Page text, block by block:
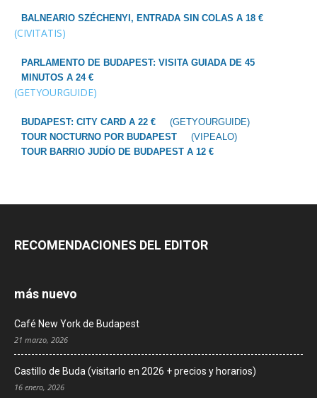
BALNEARIO SZÉCHENYI, ENTRADA SIN COLAS A 18 €
(CIVITATIS)
PARLAMENTO DE BUDAPEST: VISITA GUIADA DE 45
MINUTOS A 24 €
(GETYOURGUIDE)
BUDAPEST: CITY CARD A 22 €
(GETYOURGUIDE)
TOUR NOCTURNO POR BUDAPEST
(VIPEALO)
TOUR BARRIO JUDÍO DE BUDAPEST A 12 €
RECOMENDACIONES DEL EDITOR
más nuevo
Café New York de Budapest
21 marzo, 2026
Castillo de Buda (visitarlo en 2026 + precios y horarios)
16 enero, 2026